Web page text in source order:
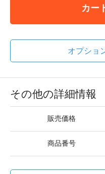
カー
オプショ
その他の詳細情報
販売価格
商品番号